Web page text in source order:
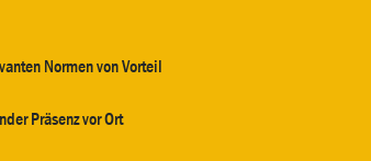
Normen von Vorteil
Präsenz vor Ort